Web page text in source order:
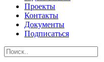
Проекты
Контакты
Документы
Подписаться